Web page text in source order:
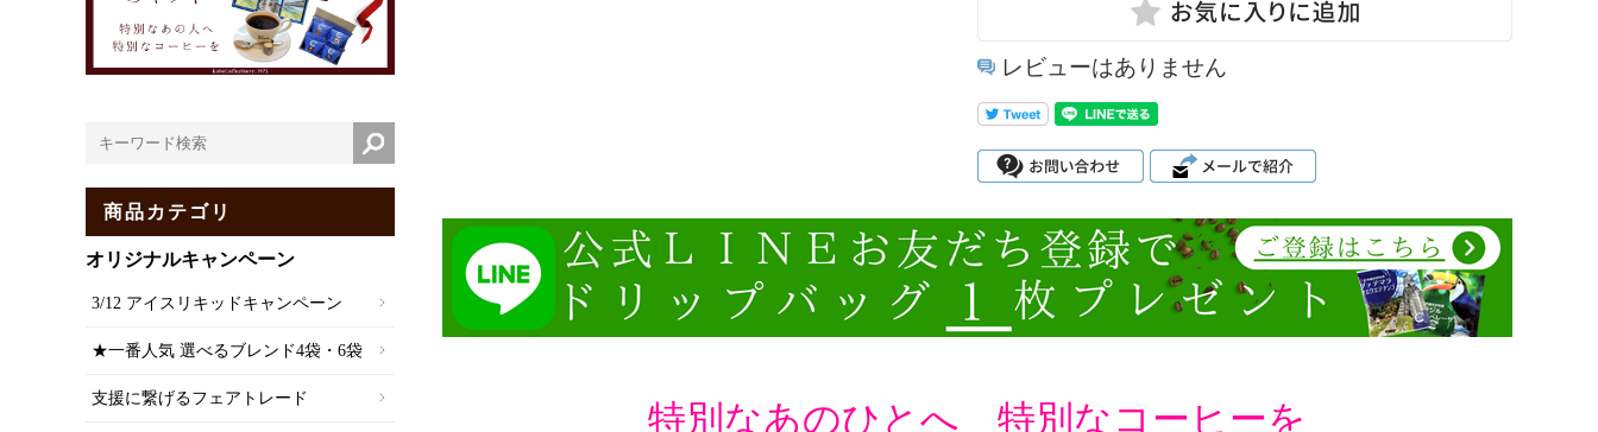
レビューはありません
特別なあのひとへ 特別なコーヒーを
商品カテゴリ
オリジナルキャンペーン
3/12 アイスリキッドキャンペーン
★一番人気 選べるブレンド4袋・6袋
支援に繋げるフェアトレード